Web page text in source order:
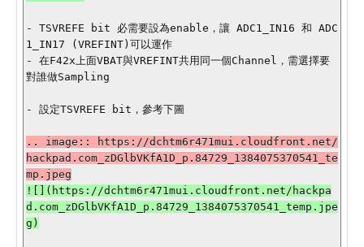
- TSVREFE bit 必需要設為enable，讓 ADC1_IN16 和 ADC
1_IN17 (VREFINT)可以運作
- 在F42x上面VBAT與VREFINT共用同一個Channel，需選擇要
對誰做Sampling
- 設定TSVREFE bit，參考下圖
.. image:: https://dchtm6r471mui.cloudfront.net/
hackpad.com_zDGlbVKfA1D_p.84729_1384075370541_te
![](https://dchtm6r471mui.cloudfront.net/hackpa
d.com_zDGlbVKfA1D_p.84729_1384075370541_temp.jpe